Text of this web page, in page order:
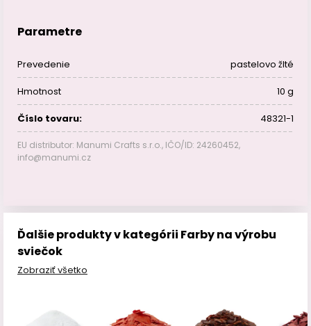
Parametre
Prevedenie pastelovo žlté
Hmotnost 10 g
Číslo tovaru: 48321-1
EU distributor: Manumi Crafts s.r.o., IČO/ID: 24260452,
info@manumi.cz
Ďalšie produkty v kategórii Farby na výrobu
sviečok
Zobraziť všetko